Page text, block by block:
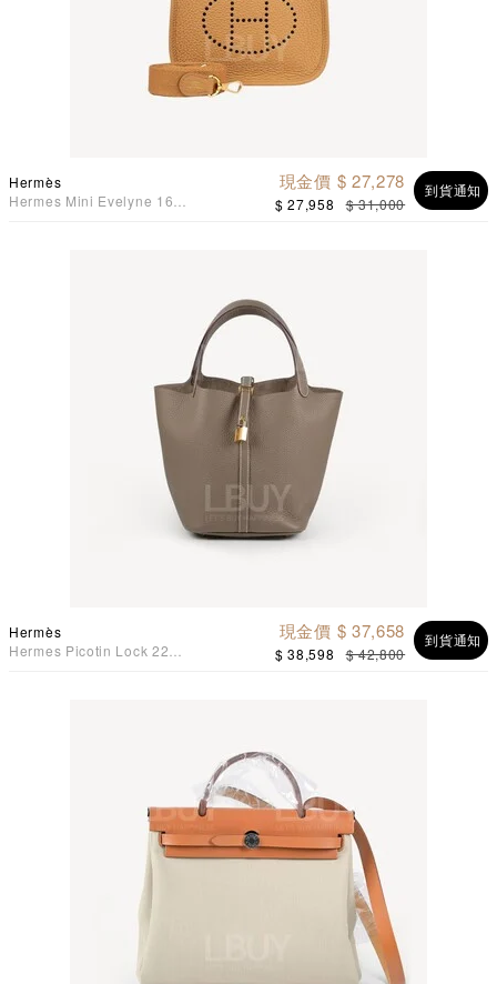
Hermès
Hermes Mini Evelyne 16
到貨通知
現金價 $ 27,278
$ 27,958 $ 31,000
Hermès
Hermes Picotin Lock 22
到貨通知
現金價 $ 37,658
$ 38,598 $ 42,800